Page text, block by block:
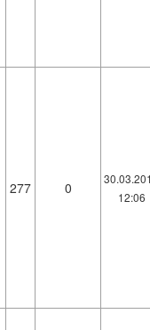
277 0
12:06